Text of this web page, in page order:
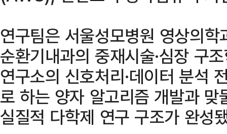
연구팀은 서울성모병원 영상의
순환기내과의 중재시술·심장 구
연구소의 신호처리·데이터 분석
로 하는 양자 알고리즘 개발과
실질적 다학제 연구 구조가 완성